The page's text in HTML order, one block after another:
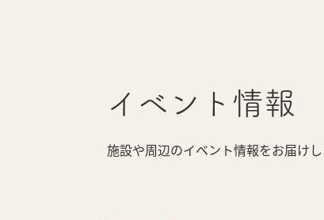
イベント情報
施設や周辺のイベント情報をお届けし